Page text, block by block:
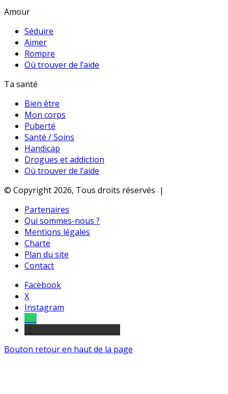
Amour
Séduire
Aimer
Rompre
Où trouver de l’aide
Ta santé
Bien être
Mon corps
Puberté
Santé / Soins
Handicap
Drogues et addiction
Où trouver de l’aide
© Copyright 2026, Tous droits réservés |
Partenaires
Qui sommes-nous ?
Mentions légales
Charte
Plan du site
Contact
Facebook
X
Instagram
Bouton retour en haut de la page